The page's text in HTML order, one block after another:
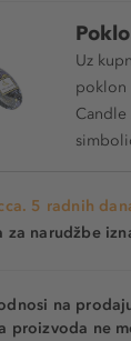
Uz
poklon
Candle
5 radnih
za narudžbe
na
proizvoda ne